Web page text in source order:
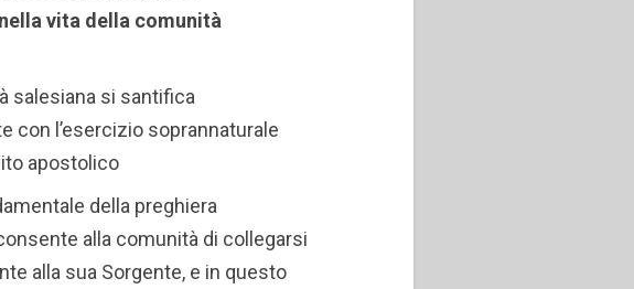
vita della comunità
salesiana si santifica
con l’esercizio soprannaturale
apostolico
della preghiera
alla comunità di collegarsi
alla sua Sorgente, e in questo